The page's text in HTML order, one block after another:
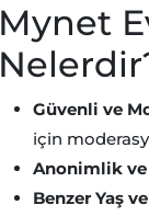
Mynet
Güvenli ve
için
Anonimlik
Benzer Yaş